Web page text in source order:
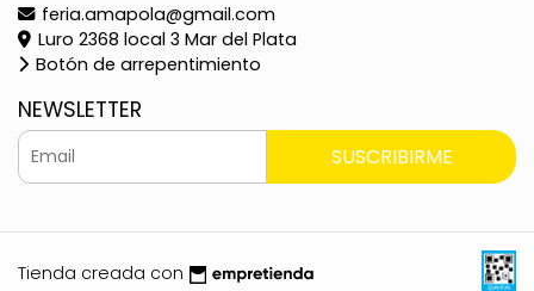
feria.amapola@gmail.com
Luro 2368 local 3 Mar del Plata
Botón de arrepentimiento
NEWSLETTER
SUSCRIBIRME
Tienda creada con